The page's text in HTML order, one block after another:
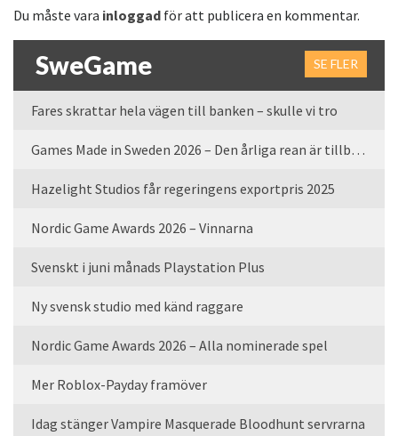
Du måste vara inloggad för att publicera en kommentar.
SweGame SE FLER
Fares skrattar hela vägen till banken – skulle vi tro
Games Made in Sweden 2026 – Den årliga rean är tillbaka
Hazelight Studios får regeringens exportpris 2025
Nordic Game Awards 2026 – Vinnarna
Svenskt i juni månads Playstation Plus
Ny svensk studio med känd raggare
Nordic Game Awards 2026 – Alla nominerade spel
Mer Roblox-Payday framöver
Idag stänger Vampire Masquerade Bloodhunt servrarna